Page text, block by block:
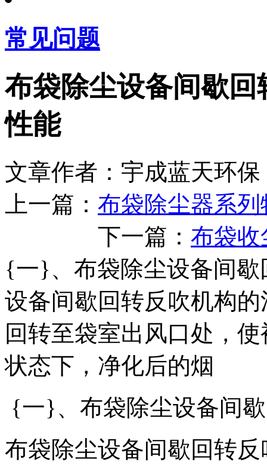
常见问题
布袋除尘设备间歇
性能
文章作者：宇成蓝天
上一篇： 布袋除尘器系
下一篇： 布袋收
{一}、布袋除尘设备间
设备间歇回转反吹机构
回转至袋室出风口处，
状态下，净化后的烟
{一}、布袋除尘设备间
布袋除尘设备间歇回转